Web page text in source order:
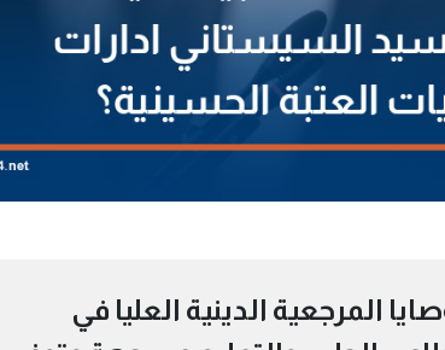
المرجعية الدينية العليا في